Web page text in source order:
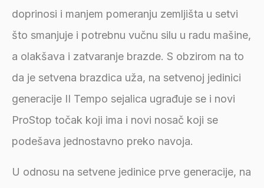
doprinosi i manjem pomeranju zemljišta u setvi
što smanjuje i potrebnu vučnu silu u radu mašine,
a olakšava i zatvaranje brazde. S obzirom na to
da je setvena brazdica uža, na setvenoj jedinici
generacije II Tempo sejalica ugrađuje se i novi
ProStop točak koji ima i novi nosač koji se
podešava jednostavno preko navoja.
U odnosu na setvene jedinice prve generacije, na